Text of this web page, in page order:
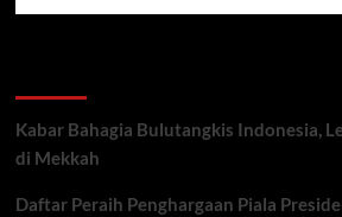
Michael
yang
Kabar Bahagia Bulutangkis Indonesia,
di Mekkah
Daftar Peraih Penghargaan Piala